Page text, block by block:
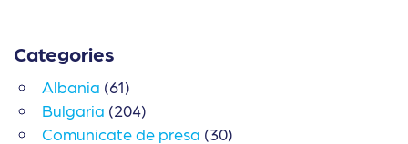
Categories
Albania (61)
Bulgaria (204)
Comunicate de presa (30)